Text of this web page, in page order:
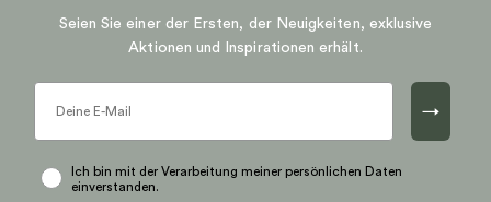
Seien Sie einer der Ersten, der Neuigkeiten, exklusive
Aktionen und Inspirationen erhält.
→
Ich bin mit der Verarbeitung meiner persönlichen Daten
einverstanden.